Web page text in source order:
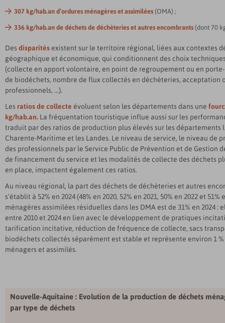
307 kg/hab.an d’ordures ménagères et assimilées (OMA) ;
336 kg/hab.an de déchets de déchèteries et autres encombrants(dont 70
Des disparités existent sur le territoire régional, liées aux contextes
géographique et économique, qui conditionnent des choix
(collecte en apport volontaire, en point de regroupement ou en
de biodéchets, nombre de flux collectés en déchèteries, acceptation
professionnels, …).
Les ratios de collecte évoluent selon les départements dans une
kg/hab.an. La fréquentation touristique influe aussi sur les
traduit par des ratios de production plus élevés sur les départements
Charente-Maritime et les Landes. Le niveau de service, le niveau de
des professionnels par le Service Public de Prévention et de Gestion
de financement du service et les modalités de collecte des déchets
en place, impactent également ces ratios.
Au niveau régional, la part des déchets de déchèteries et autres
s'établit à 52% en 2024 (48% en 2020, 52% en 2021, 50% en 2022 et
ménagères assimilées résiduelles dans les DMA est de 31% en 2024 :
entre 2010 et 2024 en lien avec le développement de pratiques
tarification incitative, réduction de fréquence de collecte, sacs
biodéchets collectés séparément est stable et représente environ 1
ménagers et assimilés.
Nouvelle-Aquitaine : Evolution de la production de déchets
par type de déchets